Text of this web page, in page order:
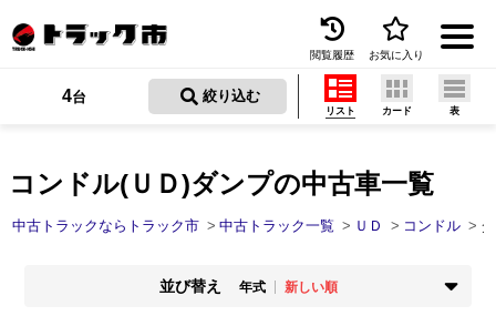
トラック買取
トラック市とは
閲覧履歴 お気に入り
コンドル(ＵＤ)ダンプの中古車一覧
4台 絞り込む
リスト カード 表
中古トラックならトラック市 中古トラック一覧 ＵＤ コンドル
並び替え 年式
新しい順